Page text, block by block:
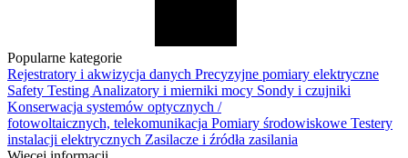
Popularne kategorie
Rejestratory i akwizycja danych Precyzyjne pomiary elektryczne
Safety Testing Analizatory i mierniki mocy Sondy i czujniki
Konserwacja systemów optycznych /
fotowoltaicznych, telekomunikacja Pomiary środowiskowe Testery
instalacji elektrycznych Zasilacze i źródła zasilania